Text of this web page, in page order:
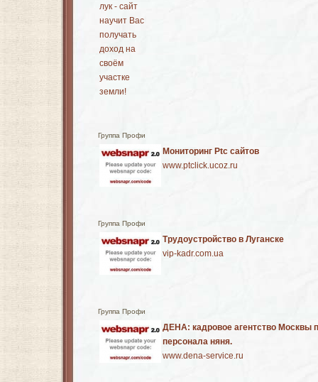
Группа Профи
Мониторинг Ptc сайтов
www.ptclick.ucoz.ru
Группа Профи
Трудоустройство в Луганске
vip-kadr.com.ua
Группа Профи
ДЕНА: кадровое агентство Москвы
персонала няня.
www.dena-service.ru